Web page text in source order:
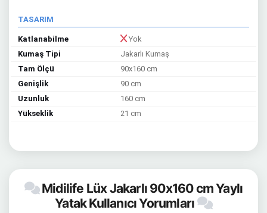
TASARIM
Katlanabilme
Yok
Kumaş Tipi
Jakarlı Kumaş
Tam Ölçü
90x160 cm
Genişlik
90 cm
Uzunluk
160 cm
Yükseklik
21 cm
Midilife Lüx Jakarlı 90x160 cm Yaylı
Yatak Kullanıcı Yorumları